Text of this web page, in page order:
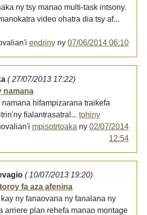
ny tsy manao multi-task intsony.
video ohatra dia tsy af...
endriny ny 07/06/2014 06:10
( 27/07/2013 17:22)
namana
namana hifampizarana traikefa
fialantrasatra!... tohiny
mpisotrtoaka ny 02/07/2014
12:54
( 10/07/2013 19:20)
fa aza afenina
ny fanaovana ny fanalana ny
arriere plan rehefa manao montage